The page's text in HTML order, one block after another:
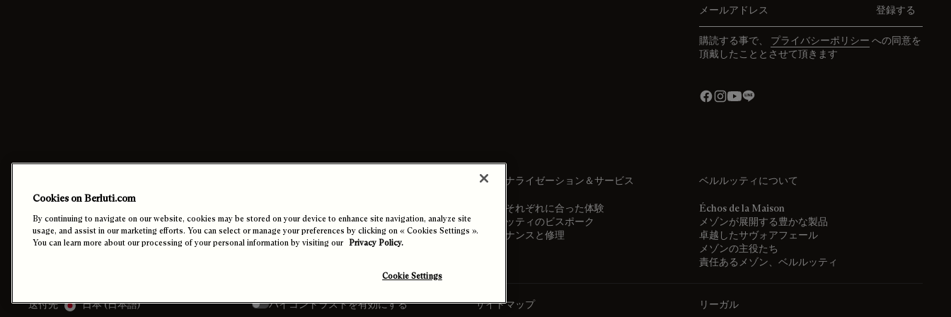
登録する
購読する事で、 プライバシーポリシー への同意を
頂戴したこととさせて頂きます
メールでのお問い合わせ
店舗を検索
来店予約
配送
返品
Cookie設定
パーソナライゼーション＆サービス
お客様それぞれに合った体験
ベルルッティのビスポーク
メンテナンスと修理
ベルルッティについて
Échos de la Maison
メゾンが展開する豊かな製品
卓越したサヴォアフェール
メゾンの主役たち
責任あるメゾン、ベルルッティ
送付先 日本 (日本語) ハイコントラストを有効にする サイトマップ リーガル
Cookies on Berluti.com
By continuing to navigate on our website, cookies may be stored on your device to enhance site navigation, analyze site
usage, and assist in our marketing efforts. You can select or manage your preferences by clicking on « Cookies Settings ».
You can learn more about our processing of your personal information by visiting our Privacy Policy.
Cookie Settings